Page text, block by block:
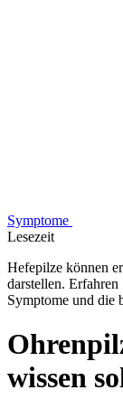
Symptome
Lesezeit
Hefepilze können
darstellen.
Symptome und die
wissen